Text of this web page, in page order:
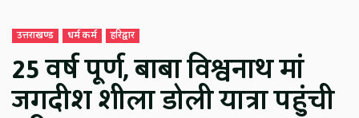
उत्तराखण्ड धर्म कर्म हरिद्वार
25 वर्ष पूर्ण, बाबा विश्वनाथ मां
जगदीश शीला डोली यात्रा पहुंची